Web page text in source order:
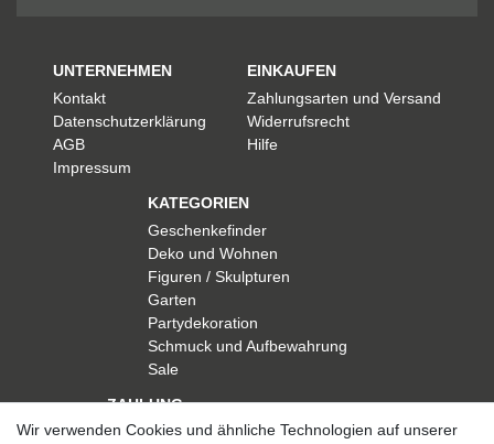
UNTERNEHMEN
Kontakt
Datenschutzerklärung
AGB
Impressum
EINKAUFEN
Zahlungsarten und Versand
Widerrufsrecht
Hilfe
KATEGORIEN
Geschenkefinder
Deko und Wohnen
Figuren / Skulpturen
Garten
Partydekoration
Schmuck und Aufbewahrung
Sale
ZAHLUNG
Wir verwenden Cookies und ähnliche Technologien auf unserer